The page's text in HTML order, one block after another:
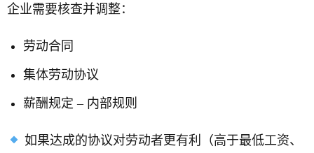
企业需要核查并调整：
劳动合同
集体劳动协议
薪酬规定 – 内部规则
如果达成的协议对劳动者更有利（高于最低工资、